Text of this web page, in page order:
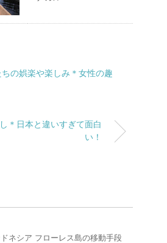
ちの娯楽や楽しみ＊女性の趣
＊日本と違いすぎて面白
い！
ネシア フローレス島の移動手段